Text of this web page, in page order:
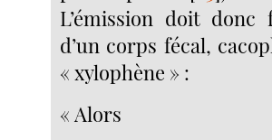
L’émission doit
d’un corps fécal,
« xylophène » :
« Alors